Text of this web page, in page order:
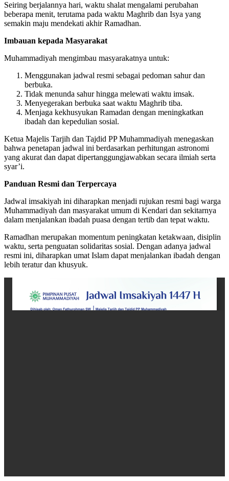
Seiring berjalannya hari, waktu shalat mengalami perubahan
beberapa menit, terutama pada waktu Maghrib dan Isya yang
semakin maju mendekati akhir Ramadhan.
Imbauan kepada Masyarakat
Muhammadiyah mengimbau masyarakatnya untuk:
Menggunakan jadwal resmi sebagai pedoman sahur dan
berbuka.
Tidak menunda sahur hingga melewati waktu imsak.
Menyegerakan berbuka saat waktu Maghrib tiba.
Menjaga kekhusyukan Ramadan dengan meningkatkan
ibadah dan kepedulian sosial.
Ketua Majelis Tarjih dan Tajdid PP Muhammadiyah menegaskan
bahwa penetapan jadwal ini berdasarkan perhitungan astronomi
yang akurat dan dapat dipertanggungjawabkan secara ilmiah serta
syar’i.
Panduan Resmi dan Terpercaya
Jadwal imsakiyah ini diharapkan menjadi rujukan resmi bagi warga
Muhammadiyah dan masyarakat umum di Kendari dan sekitarnya
dalam menjalankan ibadah puasa dengan tertib dan tepat waktu.
Ramadhan merupakan momentum peningkatan ketakwaan, disiplin
waktu, serta penguatan solidaritas sosial. Dengan adanya jadwal
resmi ini, diharapkan umat Islam dapat menjalankan ibadah dengan
lebih teratur dan khusyuk.